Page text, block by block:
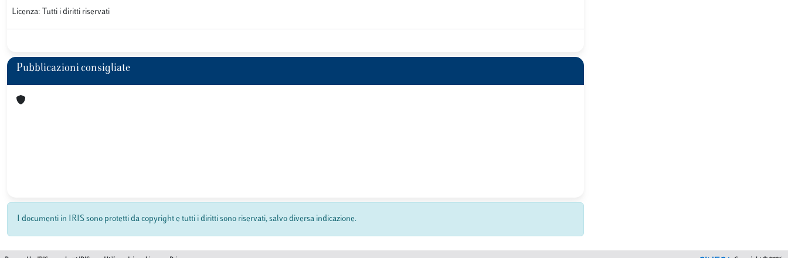
Licenza: Tutti i diritti riservati
Pubblicazioni consigliate
I documenti in IRIS sono protetti da copyright e tutti i diritti sono riservati, salvo diversa indicazione.